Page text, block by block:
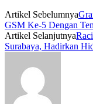
Artikel Sebelumnya
GSM Ke-5 Dengan
Artikel Selanjutnya
Surabaya, Hadirkan